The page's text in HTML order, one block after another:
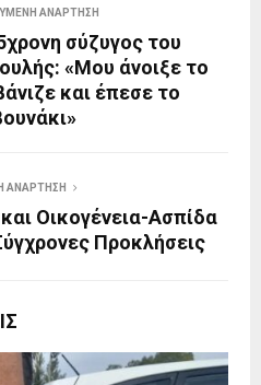
ΑΝΆΡΤΗΣΗ
σύζυγος του
«Μου άνοιξε το
και έπεσε το
ΑΝΆΡΤΗΣΗ
Οικογένεια-Ασπίδα
Προκλήσεις